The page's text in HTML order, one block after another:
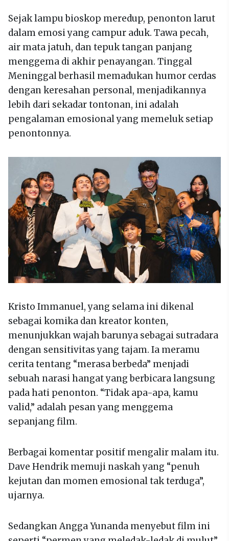
Sejak lampu bioskop meredup, penonton larut
dalam emosi yang campur aduk. Tawa pecah,
air mata jatuh, dan tepuk tangan panjang
menggema di akhir penayangan. Tinggal
Meninggal berhasil memadukan humor cerdas
dengan keresahan personal, menjadikannya
lebih dari sekadar tontonan, ini adalah
pengalaman emosional yang memeluk setiap
penontonnya.
Kristo Immanuel, yang selama ini dikenal
sebagai komika dan kreator konten,
menunjukkan wajah barunya sebagai sutradara
dengan sensitivitas yang tajam. Ia meramu
cerita tentang “merasa berbeda” menjadi
sebuah narasi hangat yang berbicara langsung
pada hati penonton. “Tidak apa-apa, kamu
valid,” adalah pesan yang menggema
sepanjang film.
Berbagai komentar positif mengalir malam itu.
Dave Hendrik memuji naskah yang “penuh
kejutan dan momen emosional tak terduga”,
ujarnya.
Sedangkan Angga Yunanda menyebut film ini